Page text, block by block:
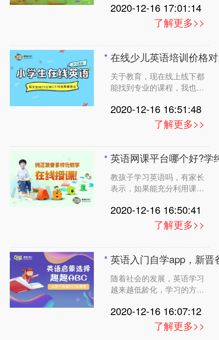
生，英语读不好的话，找一
个好的网课学习会更好些，
学习更便捷，据了解，英语
师，可以自由选择。那么，
网课英语哪个平台好?其实
有很多，比如一对一就专注
2020-12-16 17:01:14
了解更多>>
在线少儿英语培训价格
关于教育，现在线上线下都
能找到专业的课程，我也是
了解的在线课程，只能在网
上学习，不能真实的看到，
觉得让他们的营销大于实际
一定有什么效果，但是今年
疫情影响下，我为孩子报了
一个课程，学习效果真的
2020-12-16 16:51:48
了解更多>>
英语网课平台哪个好?学
教孩子学习英语吗，有家长
表示，如果能充分利用课余
对孩子们的英语进步会很有
帮助。毕竟，语言学习是为
了多接触，所以大多数会为
语网课平台哪个好?学纯正
英语需要找专业的母语外教
课程。说说我的体验吧。
2020-12-16 16:50:41
了解更多>>
英语入门自学app，新晋
随着社会的发展，英语学习
越来越低龄化，学习的方式
式、英语课程形式都是不错
的选择，作为过来人，这里
问大家分享几个英语入门自
2020-12-16 16:07:12
了解更多>>